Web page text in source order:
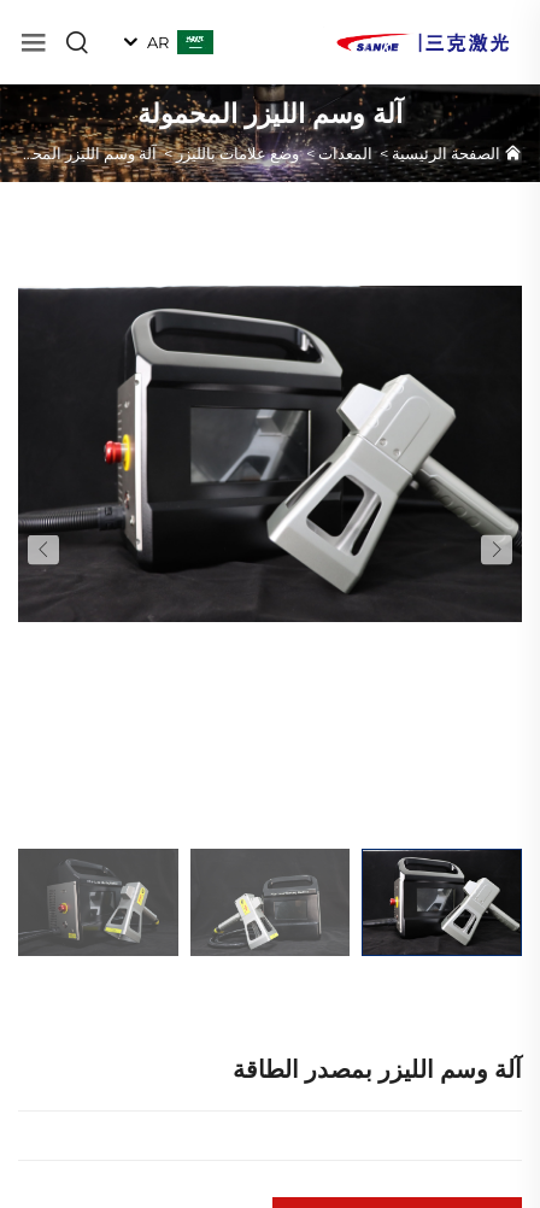
AR
آلة وسم الليزر المحمولة
الصفحة الرئيسية>المعدات>وضع علامات بالليزر>آلة وسم الليزر المحمولة
آلة وسم الليزر بمصدر الطاقة